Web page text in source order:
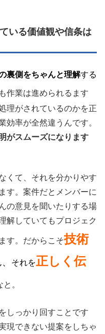
いる価値観や信条は
裏側をちゃんと理解する
作業は進められるます
理がされているのかを正
効率が全然違うんです。
がスムーズになります
くて、それを分かりやす
す。案件だとメンバーに
の意見を聞いたりする場
解していてもプロジェク
す。だからこそ技術
それを正しく伝
と。
しっかり回すことです
現できない提案をしちゃ